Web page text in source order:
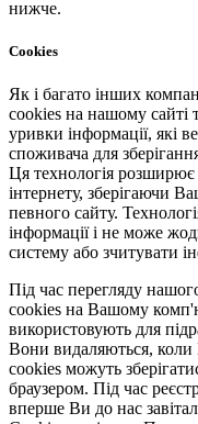
нижче.
Cookies
Як і багато інших
cookies на нашому сайті
уривки інформації, які
споживача для
Ця технологія
інтернету, зберігаючи
певного сайту.
інформації і не може
систему або зчитувати
Під час перегляду
cookies на Вашому
використовують для
Вони видаляються, коли
cookies можуть
браузером. Під час
вперше Ви до нас